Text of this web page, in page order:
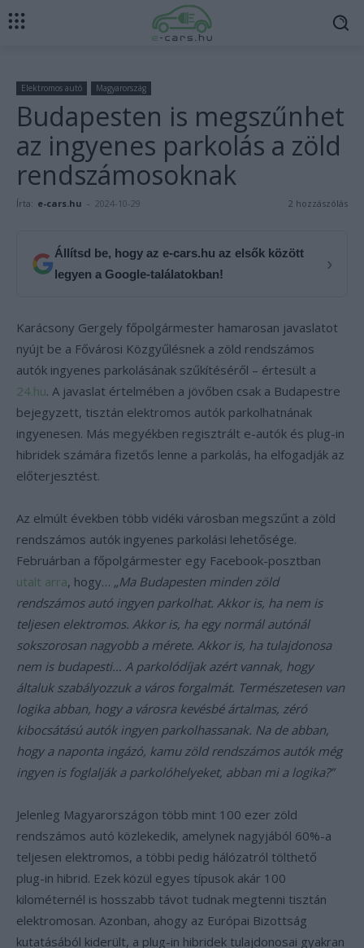
Elektromos autó Magyarország
Budapesten is megszűnhet
az ingyenes parkolás a zöld
rendszámosoknak
Írta: e-cars.hu - 2024-10-29 2 hozzászólás
Állítsd be, hogy az e-cars.hu az elsők között
legyen a Google-találatokban!
›
Karácsony Gergely főpolgármester hamarosan javaslatot
nyújt be a Fővárosi Közgyűlésnek a zöld rendszámos
autók ingyenes parkolásának szűkítéséről – értesült a
24.hu. A javaslat értelmében a jövőben csak a Budapestre
bejegyzett, tisztán elektromos autók parkolhatnának
ingyenesen. Más megyékben regisztrált e-autók és plug-in
hibridek számára fizetős lenne a parkolás, ha elfogadják az
előterjesztést.
Az elmúlt években több vidéki városban megszűnt a zöld
rendszámos autók ingyenes parkolási lehetősége.
Februárban a főpolgármester egy Facebook-posztban
utalt arra, hogy… „Ma Budapesten minden zöld
rendszámos autó ingyen parkolhat. Akkor is, ha nem is
teljesen elektromos. Akkor is, ha egy normál autónál
sokszorosan nagyobb a mérete. Akkor is, ha tulajdonosa
nem is budapesti… A parkolódíjak azért vannak, hogy
általuk szabályozzuk a város forgalmát. Természetesen van
logika abban, hogy a városra kevésbé ártalmas, zéró
kibocsátású autók ingyen parkolhassanak. Na de abban,
hogy a naponta ingázó, kamu zöld rendszámos autók még
ingyen is foglalják a parkolóhelyeket, abban mi a logika?”
Jelenleg Magyarországon több mint 100 ezer zöld
rendszámos autó közlekedik, amelynek nagyjából 60%-a
teljesen elektromos, a többi pedig hálózatról tölthető
plug-in hibrid. Ezek közül egyes típusok akár 100
kilométernél is hosszabb távot tudnak megtenni tisztán
elektromosan. Azonban, ahogy az Európai Bizottság
kutatásából kiderült, a plug-in hibridek tulajdonosai gyakran